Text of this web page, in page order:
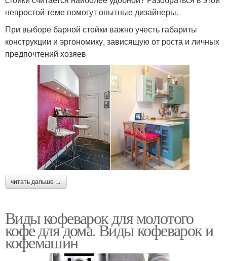
непростой теме помогут опытные дизайнеры.
При выборе барной стойки важно учесть габариты
конструкции и эргономику, зависящую от роста и личных
предпочтений хозяев
читать дальше →
Виды кофеварок для молотого
кофе для дома. Виды кофеварок и
кофемашин